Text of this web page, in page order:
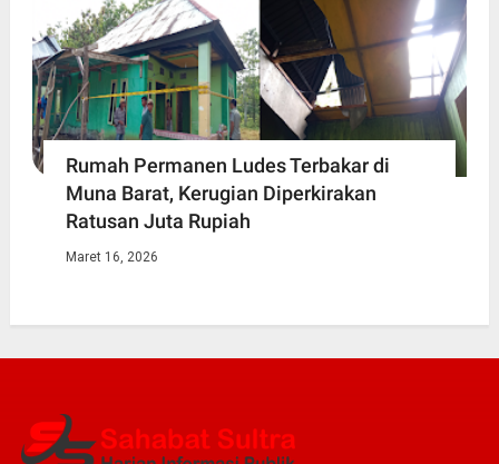
Rumah Permanen Ludes Terbakar di
Muna Barat, Kerugian Diperkirakan
Ratusan Juta Rupiah
Maret 16, 2026